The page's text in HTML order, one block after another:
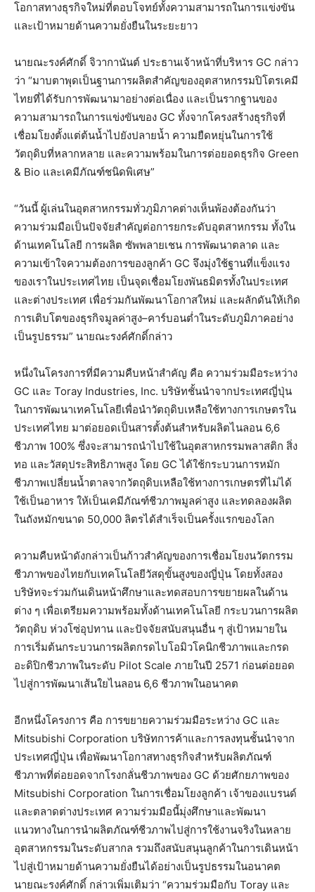
โอกาสทางธุรกิจใหม่ที่ตอบโจทย์ทั้งความสามารถในการแข่งขัน
และเป้าหมายด้านความยั่งยืนในระยะยาว
นายณะรงค์ศักดิ์ จิวากานันต์ ประธานเจ้าหน้าที่บริหาร GC กล่าว
ว่า “มาบตาพุดเป็นฐานการผลิตสำคัญของอุตสาหกรรมปิโตรเคมี
ไทยที่ได้รับการพัฒนามาอย่างต่อเนื่อง และเป็นรากฐานของ
ความสามารถในการแข่งขันของ GC ทั้งจากโครงสร้างธุรกิจที่
เชื่อมโยงตั้งแต่ต้นน้ำไปยังปลายน้ำ ความยืดหยุ่นในการใช้
วัตถุดิบที่หลากหลาย และความพร้อมในการต่อยอดธุรกิจ Green
& Bio และเคมีภัณฑ์ชนิดพิเศษ”
“วันนี้ ผู้เล่นในอุตสาหกรรมทั่วภูมิภาคต่างเห็นพ้องต้องกันว่า
ความร่วมมือเป็นปัจจัยสำคัญต่อการยกระดับอุตสาหกรรม ทั้งใน
ด้านเทคโนโลยี การผลิต ซัพพลายเชน การพัฒนาตลาด และ
ความเข้าใจความต้องการของลูกค้า GC จึงมุ่งใช้ฐานที่แข็งแรง
ของเราในประเทศไทย เป็นจุดเชื่อมโยงพันธมิตรทั้งในประเทศ
และต่างประเทศ เพื่อร่วมกันพัฒนาโอกาสใหม่ และผลักดันให้เกิด
การเติบโตของธุรกิจมูลค่าสูง–คาร์บอนต่ำในระดับภูมิภาคอย่าง
เป็นรูปธรรม” นายณะรงค์ศักดิ์กล่าว
หนึ่งในโครงการที่มีความคืบหน้าสำคัญ คือ ความร่วมมือระหว่าง
GC และ Toray Industries, Inc. บริษัทชั้นนำจากประเทศญี่ปุ่น
ในการพัฒนาเทคโนโลยีเพื่อนำวัตถุดิบเหลือใช้ทางการเกษตรใน
ประเทศไทย มาต่อยอดเป็นสารตั้งต้นสำหรับผลิตไนลอน 6,6
ชีวภาพ 100% ซึ่งจะสามารถนำไปใช้ในอุตสาหกรรมพลาสติก สิ่ง
ทอ และวัสดุประสิทธิภาพสูง โดย GC ได้ใช้กระบวนการหมัก
ชีวภาพเปลี่ยนน้ำตาลจากวัตถุดิบเหลือใช้ทางการเกษตรที่ไม่ได้
ใช้เป็นอาหาร ให้เป็นเคมีภัณฑ์ชีวภาพมูลค่าสูง และทดลองผลิต
ในถังหมักขนาด 50,000 ลิตรได้สำเร็จเป็นครั้งแรกของโลก
ความคืบหน้าดังกล่าวเป็นก้าวสำคัญของการเชื่อมโยงนวัตกรรม
ชีวภาพของไทยกับเทคโนโลยีวัสดุขั้นสูงของญี่ปุ่น โดยทั้งสอง
บริษัทจะร่วมกันเดินหน้าศึกษาและทดสอบการขยายผลในด้าน
ต่าง ๆ เพื่อเตรียมความพร้อมทั้งด้านเทคโนโลยี กระบวนการผลิต
วัตถุดิบ ห่วงโซ่อุปทาน และปัจจัยสนับสนุนอื่น ๆ สู่เป้าหมายใน
การเริ่มต้นกระบวนการผลิตกรดไบโอมิวโคนิกชีวภาพและกรด
อะดิปิกชีวภาพในระดับ Pilot Scale ภายในปี 2571 ก่อนต่อยอด
ไปสู่การพัฒนาเส้นใยไนลอน 6,6 ชีวภาพในอนาคต
อีกหนึ่งโครงการ คือ การขยายความร่วมมือระหว่าง GC และ
Mitsubishi Corporation บริษัทการค้าและการลงทุนชั้นนำจาก
ประเทศญี่ปุ่น เพื่อพัฒนาโอกาสทางธุรกิจสำหรับผลิตภัณฑ์
ชีวภาพที่ต่อยอดจากโรงกลั่นชีวภาพของ GC ด้วยศักยภาพของ
Mitsubishi Corporation ในการเชื่อมโยงลูกค้า เจ้าของแบรนด์
และตลาดต่างประเทศ ความร่วมมือนี้มุ่งศึกษาและพัฒนา
แนวทางในการนำผลิตภัณฑ์ชีวภาพไปสู่การใช้งานจริงในหลาย
อุตสาหกรรมในระดับสากล รวมถึงสนับสนุนลูกค้าในการเดินหน้า
ไปสู่เป้าหมายด้านความยั่งยืนได้อย่างเป็นรูปธรรมในอนาคต
นายณะรงค์ศักดิ์ กล่าวเพิ่มเติมว่า “ความร่วมมือกับ Toray และ